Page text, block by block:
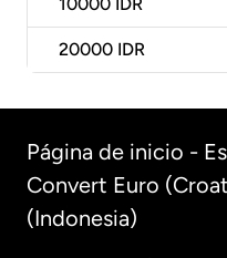
10000 IDR
20000 IDR
Página de inicio -
Convert Euro
(Indonesia)